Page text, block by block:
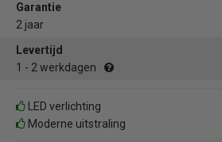
Garantie
2 jaar
Levertijd
1 - 2 werkdagen
LED verlichting
Moderne uitstraling